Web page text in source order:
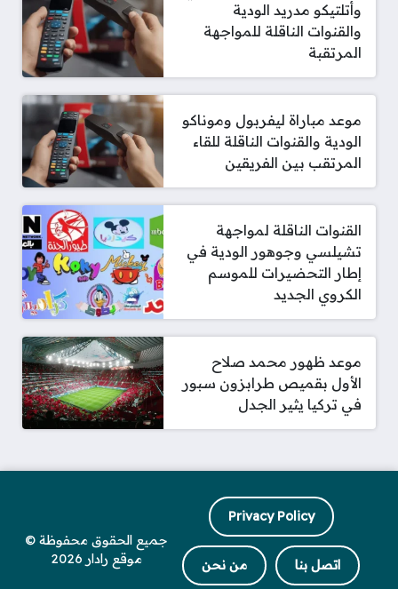
وأتلتيكو مدريد الودية
والقنوات الناقلة للمواجهة
المرتقبة
موعد مباراة ليفربول وموناكو
الودية والقنوات الناقلة للقاء
المرتقب بين الفريقين
القنوات الناقلة لمواجهة
تشيلسي وجوهور الودية في
إطار التحضيرات للموسم
الكروي الجديد
موعد ظهور محمد صلاح
الأول بقميص طرابزون سبور
في تركيا يثير الجدل
Privacy Policy
اتصل بنا من نحن
جميع الحقوق محفوظة ©
موقع رادار 2026